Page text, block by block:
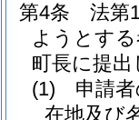
第4条
法第
ようとす
町長に提
(1)
申請
在地及び